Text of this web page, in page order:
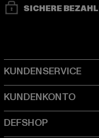
SICHERE